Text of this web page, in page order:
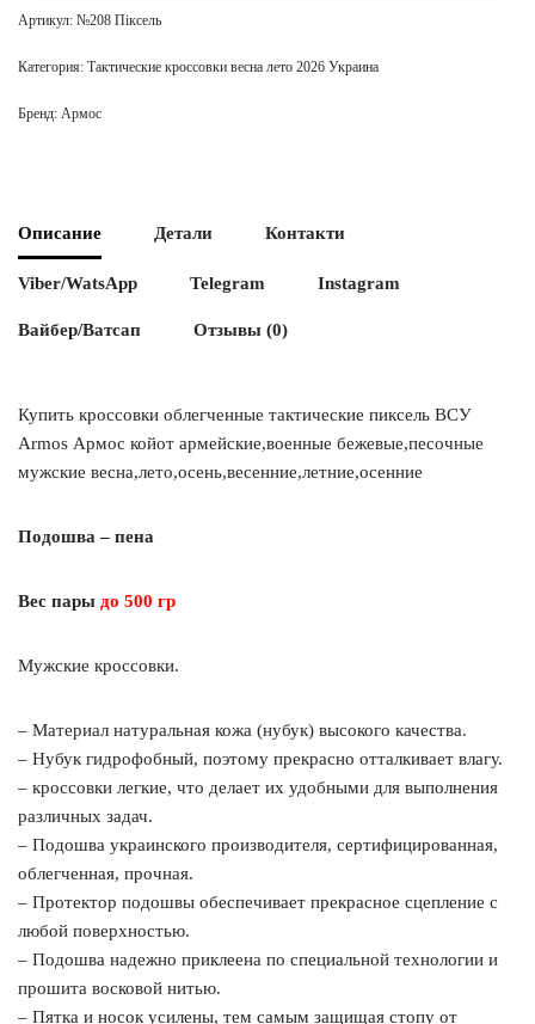
Артикул: №208 Піксель
Категория: Тактические кроссовки весна лето 2026 Украина
Бренд: Армос
Описание Детали Контакти
Viber/WatsApp Telegram Instagram
Вайбер/Ватсап Отзывы (0)
Купить кроссовки облегченные тактические пиксель ВСУ
Armos Армос койот армейские,военные бежевые,песочные
мужские весна,лето,осень,весенние,летние,осенние
Подошва – пена
Вес пары до 500 гр
Мужские кроссовки.
– Материал натуральная кожа (нубук) высокого качества.
– Нубук гидрофобный, поэтому прекрасно отталкивает влагу.
– кроссовки легкие, что делает их удобными для выполнения
различных задач.
– Подошва украинского производителя, сертифицированная,
облегченная, прочная.
– Протектор подошвы обеспечивает прекрасное сцепление с
любой поверхностью.
– Подошва надежно приклеена по специальной технологии и
прошита восковой нитью.
– Пятка и носок усилены, тем самым защищая стопу от